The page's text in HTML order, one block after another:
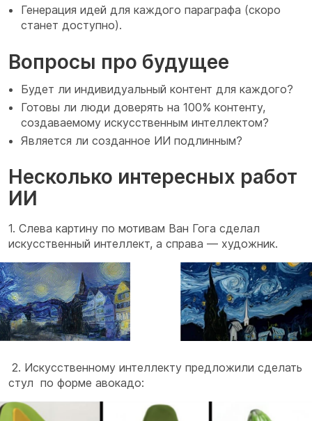
Генерация идей для каждого параграфа (скоро
станет доступно).
Вопросы про будущее
Будет ли индивидуальный контент для каждого?
Готовы ли люди доверять на 100% контенту,
создаваемому искусственным интеллектом?
Является ли созданное ИИ подлинным?
Несколько интересных работ
ИИ
1. Слева картину по мотивам Ван Гога сделал
искусственный интеллект, а справа — художник.
2. Искусственному интеллекту предложили сделать
стул по форме авокадо: